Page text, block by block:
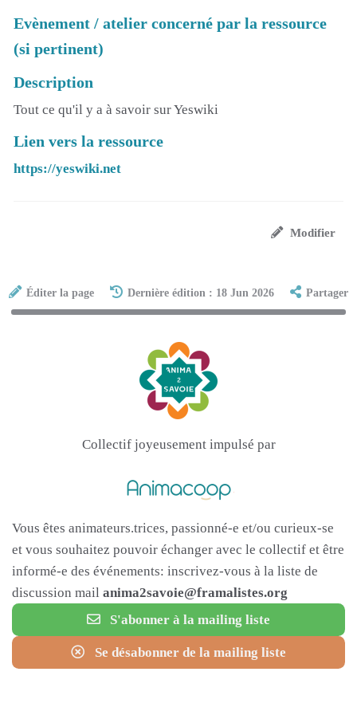
Evènement / atelier concerné par la ressource
(si pertinent)
Description
Tout ce qu'il y a à savoir sur Yeswiki
Lien vers la ressource
https://yeswiki.net
Modifier
Éditer la page Dernière édition : 18 Jun 2026 Partager
Collectif joyeusement impulsé par
Vous êtes animateurs.trices, passionné-e et/ou curieux-se
et vous souhaitez pouvoir échanger avec le collectif et être
informé-e des événements: inscrivez-vous à la liste de
discussion mail anima2savoie@framalistes.org
S'abonner à la mailing liste
Se désabonner de la mailing liste